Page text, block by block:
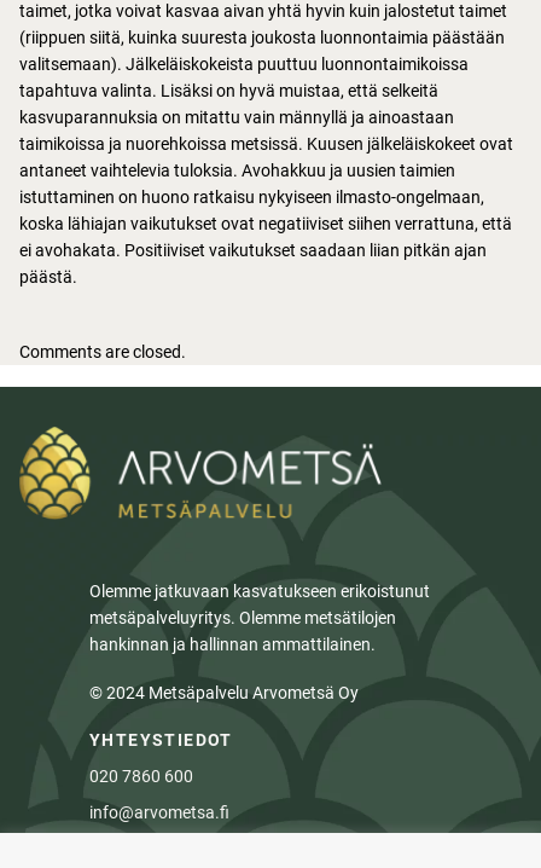
taimet, jotka voivat kasvaa aivan yhtä hyvin kuin jalostetut taimet
(riippuen siitä, kuinka suuresta joukosta luonnontaimia päästään
valitsemaan). Jälkeläiskokeista puuttuu luonnontaimikoissa
tapahtuva valinta. Lisäksi on hyvä muistaa, että selkeitä
kasvuparannuksia on mitattu vain männyllä ja ainoastaan
taimikoissa ja nuorehkoissa metsissä. Kuusen jälkeläiskokeet ovat
antaneet vaihtelevia tuloksia. Avohakkuu ja uusien taimien
istuttaminen on huono ratkaisu nykyiseen ilmasto-ongelmaan,
koska lähiajan vaikutukset ovat negatiiviset siihen verrattuna, että
ei avohakata. Positiiviset vaikutukset saadaan liian pitkän ajan
päästä.
Comments are closed.
Olemme jatkuvaan kasvatukseen erikoistunut
metsäpalveluyritys. Olemme metsätilojen
hankinnan ja hallinnan ammattilainen.
© 2024 Metsäpalvelu Arvometsä Oy
YHTEYSTIEDOT
020 7860 600
info@arvometsa.fi